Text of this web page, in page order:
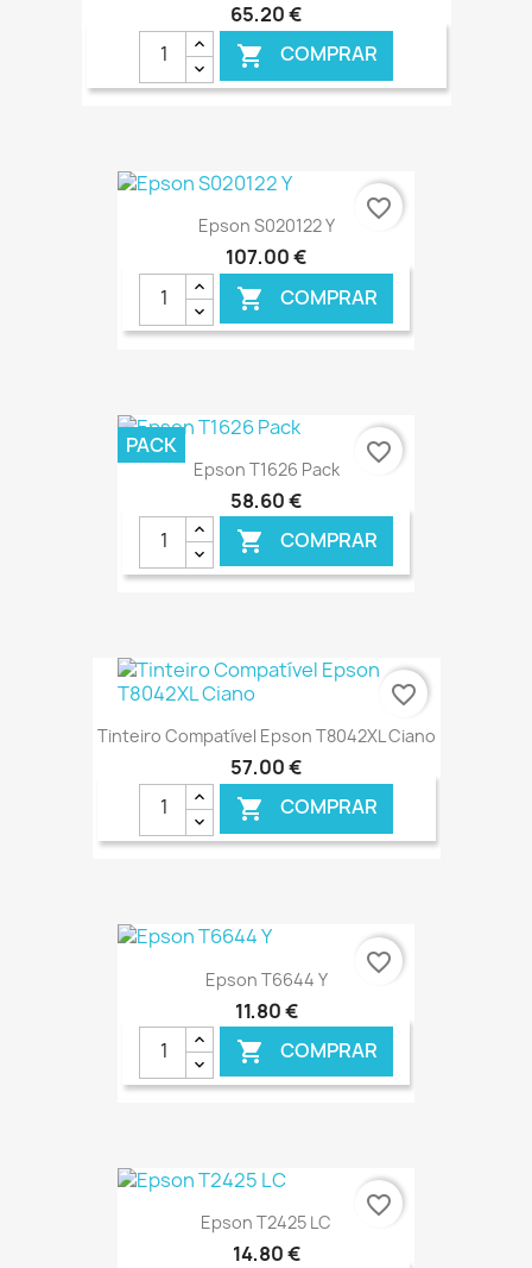
65,20 €
 COMPRAR
Epson S020122 Y
107,00 €
 COMPRAR
€ ONLINE
favorite_border
Epson T1626 Pack
58,60 €
 COMPRAR
€ ONLINE
PACK favorite_border
Tinteiro Compatível Epson T8042XL Ciano
57,00 €
 COMPRAR
favorite_border
Epson T6644 Y
11,80 €
 COMPRAR
€ ONLINE
favorite_border
Epson T2425 LC
14,80 €
favorite_border